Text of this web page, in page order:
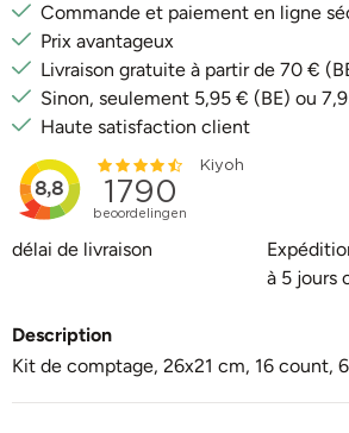
Commande et paiement en ligne
Prix avantageux
Livraison gratuite à partir de 70 €
Sinon, seulement 5,95 € (BE) ou
Haute satisfaction client
délai de livraison
à 5 jours
Description
Kit de comptage, 26x21 cm, 16 count,